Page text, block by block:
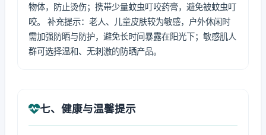
物体，防止烫伤；携带少量蚊虫叮咬药膏，避免被蚊虫叮
咬。 补充提示：老人、儿童皮肤较为敏感，户外休闲时
需加强防晒与防护，避免长时间暴露在阳光下；敏感肌人
群可选择温和、无刺激的防晒产品。
七、健康与温馨提示